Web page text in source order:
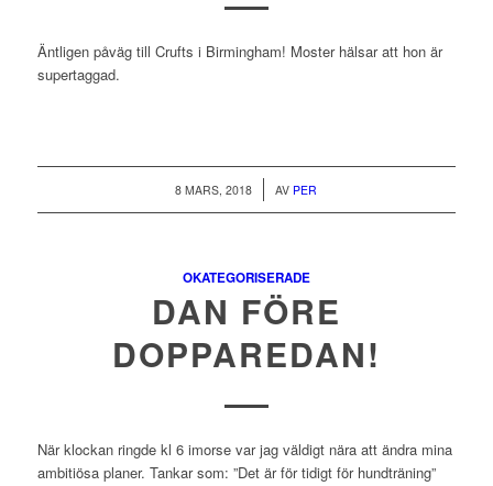
Äntligen påväg till Crufts i Birmingham! Moster hälsar att hon är
supertaggad.
8 MARS, 2018
/ AV PER
OKATEGORISERADE
DAN FÖRE
DOPPAREDAN!
När klockan ringde kl 6 imorse var jag väldigt nära att ändra mina
ambitiösa planer. Tankar som: ”Det är för tidigt för hundträning”